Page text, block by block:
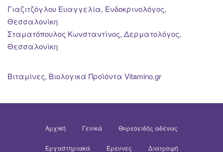
Γιαζιτζόγλου Ευαγγελία, Ενδοκρινολόγος,
Θεσσαλονίκη
Σταματόπουλος Κωνσταντίνος, Δερματολόγος,
Θεσσαλονίκη
Βιταμίνες, Βιολογικά Προϊόντα Vitamino.gr
Αρχική Γενικά Θυρεοειδής αδένας
Εργαστηριακά Έρευνες Διατροφή